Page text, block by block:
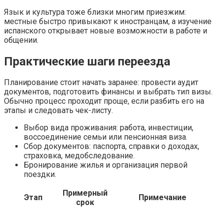
Язык и культура тоже близки многим приезжим:
местные быстро привыкают к иностранцам, а изучение
испанского открывает новые возможности в работе и
общении.
Практические шаги переезда
Планирование стоит начать заранее: провести аудит
документов, подготовить финансы и выбрать тип визы.
Обычно процесс проходит проще, если разбить его на
этапы и следовать чек-листу.
Выбор вида проживания: работа, инвестиции,
воссоединение семьи или пенсионная виза.
Сбор документов: паспорта, справки о доходах,
страховка, медобследование.
Бронирование жилья и организация первой
поездки.
Этап
Примерный
срок
Примечание